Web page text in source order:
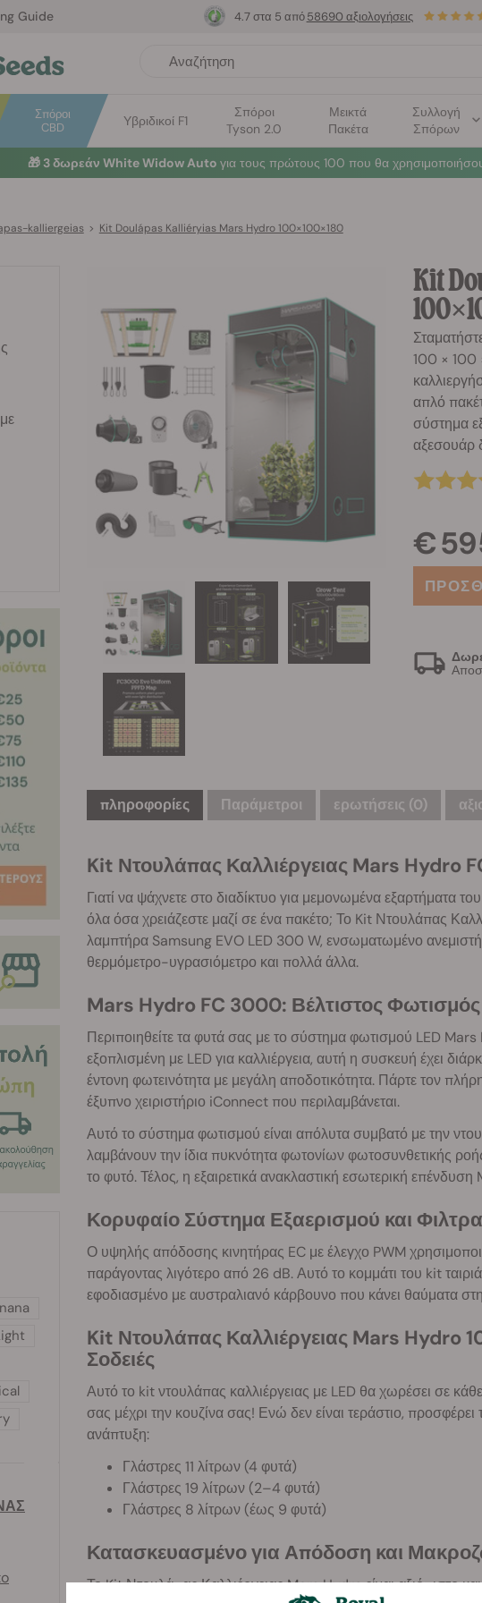
Guide
Σπόροι
CBD
Υβριδικοί F1
Σπόροι
Tyson 2.0
Μεικτά
Πακέτα
Συλλογή
Σπόρων
4.7 στα 5 από 58690 αξιολογήσεις
🎁 3 δωρεάν White Widow Auto για τους πρώτους 100 που θα
kalliergeias > Kit Doulápas Kalliéryias Mars Hydro 100×100×180
Kit
100 × 100
απλό
σύστημα
αξεσουάρ
€
πληροφορίες Παράμετροι ερωτήσεις (0)
Kit Ντουλάπας Καλλιέργειας Mars Hydro
Γιατί να ψάχνετε στο διαδίκτυο για μεμονωμένα εξαρτήματα
όλα όσα χρειάζεστε μαζί σε ένα πακέτο; Το Kit Ντουλάπας
λαμπτήρα Samsung EVO LED 300 W, ενσωματωμένο
θερμόμετρο-υγρασιόμετρο και πολλά άλλα.
Mars Hydro FC 3000: Βέλτιστος
Περιποιηθείτε τα φυτά σας με το σύστημα φωτισμού LED
εξοπλισμένη με LED για καλλιέργεια, αυτή η συσκευή έχει
έντονη φωτεινότητα με μεγάλη αποδοτικότητα. Πάρτε τον
έξυπνο χειριστήριο iConnect που περιλαμβάνεται.
Αυτό το σύστημα φωτισμού είναι απόλυτα συμβατό με την
λαμβάνουν την ίδια πυκνότητα φωτονίων φωτοσυνθετικής
το φυτό. Τέλος, η εξαιρετικά ανακλαστική εσωτερική
Κορυφαίο Σύστημα Εξαερισμού και
Ο υψηλής απόδοσης κινητήρας EC με έλεγχο PWM
παράγοντας λιγότερο από 26 dB. Αυτό το κομμάτι του kit
εφοδιασμένο με αυστραλιανό κάρβουνο που κάνει θαύματα
Kit Ντουλάπας Καλλιέργειας Mars Hydro
Σοδειές
Αυτό το kit ντουλάπας καλλιέργειας με LED θα χωρέσει σε
σας μέχρι την κουζίνα σας! Ενώ δεν είναι τεράστιο, προσφέρει
ανάπτυξη:
Γλάστρες 11 λίτρων (4 φυτά)
Γλάστρες 19 λίτρων (2–4 φυτά)
Γλάστρες 8 λίτρων (έως 9 φυτά)
Κατασκευασμένο για Απόδοση και
Το Kit Ντουλάπας Καλλιέργειας Mars Hydro είναι αξιόπιστο